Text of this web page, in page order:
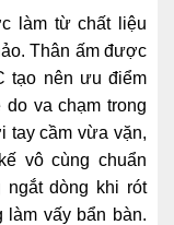
làm từ chất liệu
Thân ấm được
tạo nên ưu điểm
va chạm trong
tay cầm vừa vặn,
vô cùng chuẩn
dòng khi rót
làm vấy bẩn bàn.